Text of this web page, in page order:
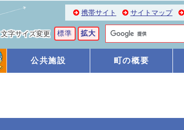
携帯サイト サイトマップ
文字サイズ変更 標準 拡大
公共施設 町の概要